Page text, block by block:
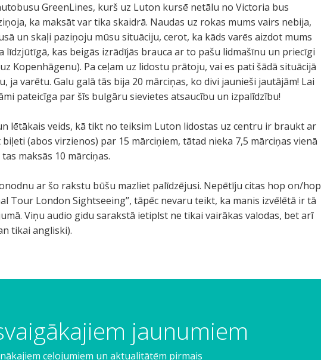
GreenLines, kurš uz Luton kursē netālu no Victoria bus
ka maksāt var tika skaidrā. Naudas uz rokas mums vairs nebija,
un skaļi paziņoju mūsu situāciju, cerot, ka kāds varēs aizdot mums
līdzjūtīgā, kas beigās izrādījās brauca ar to pašu lidmašīnu un priecīgi
Kopenhāgenu). Pa ceļam uz lidostu prātoju, vai es pati šādā situācijā
ja varētu. Galu galā tās bija 20 mārciņas, ko divi jaunieši jautājām! Lai
pateicīga par šīs bulgāru sievietes atsaucību un izpalīdzību!
lētākais veids, kā tikt no teiksim Luton lidostas uz centru ir braukt ar
(abos virzienos) par 15 mārciņiem, tātad nieka 7,5 mārciņas vienā
maksās 10 mārciņas.
ar šo rakstu būšu mazliet palīdzējusi. Nepētīju citas hop on/hop
Tour London Sightseeing’’, tāpēc nevaru teikt, ka manis izvēlētā ir tā
Viņu audio gidu sarakstā ietiplst ne tikai vairākas valodas, bet arī
tikai angliski).
jaunumiem
ceļojumiem un aktualitātēm pirmais